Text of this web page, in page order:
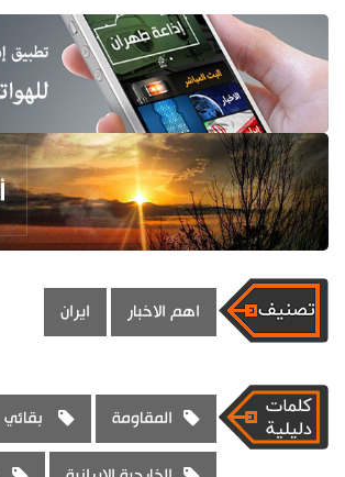
اهم الاخبار ايران
المقاومة بقائي